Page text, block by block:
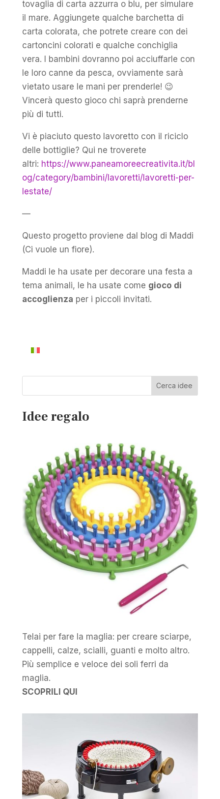
tovaglia di carta azzurra o blu, per simulare
il mare. Aggiungete qualche barchetta di
carta colorata, che potrete creare con dei
cartoncini colorati e qualche conchiglia
vera. I bambini dovranno poi acciuffarle con
le loro canne da pesca, ovviamente sarà
vietato usare le mani per prenderle! 😉
Vincerà questo gioco chi saprà prenderne
più di tutti.
Vi è piaciuto questo lavoretto con il riciclo
delle bottiglie? Qui ne troverete
altri: https://www.paneamoreecreativita.it/bl
og/category/bambini/lavoretti/lavoretti-per-
lestate/
—
Questo progetto proviene dal blog di Maddi
(Ci vuole un fiore).
Maddi le ha usate per decorare una festa a
tema animali, le ha usate come gioco di
accoglienza per i piccoli invitati.
Cerca idee
Idee regalo
Telai per fare la maglia: per creare sciarpe,
cappelli, calze, scialli, guanti e molto altro.
Più semplice e veloce dei soli ferri da
maglia.
SCOPRILI QUI